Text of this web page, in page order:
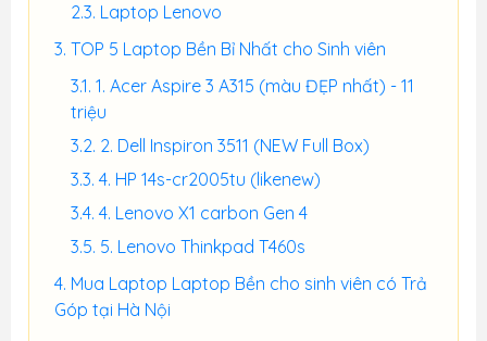
Laptop Lenovo
TOP 5 Laptop Bền Bỉ Nhất cho Sinh viên
1. Acer Aspire 3 A315 (màu ĐẸP nhất) - 11
triệu
2. Dell Inspiron 3511 (NEW Full Box)
4. HP 14s-cr2005tu (likenew)
4. Lenovo X1 carbon Gen 4
5. Lenovo Thinkpad T460s
Mua Laptop Laptop Bền cho sinh viên có Trả
Góp tại Hà Nội